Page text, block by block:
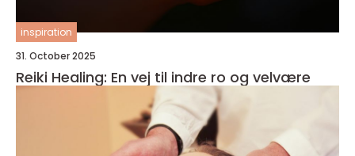
inspiration
31. October 2025
Reiki Healing: En vej til indre ro og velvære